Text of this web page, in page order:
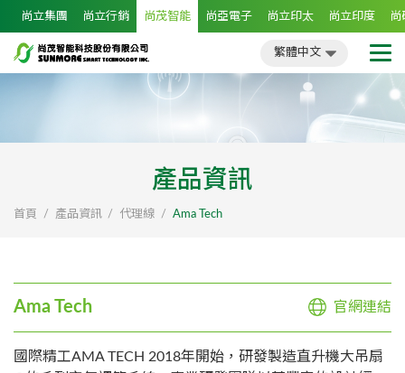
尚立集團 尚立行銷 尚茂智能 尚亞電子 尚立印太 尚立印度 尚
繁體中文
產品資訊
首頁 產品資訊 代理線 Ama Tech
Ama Tech 官網連結
國際精工AMA TECH 2018年開始，研發製造直升機大吊扇